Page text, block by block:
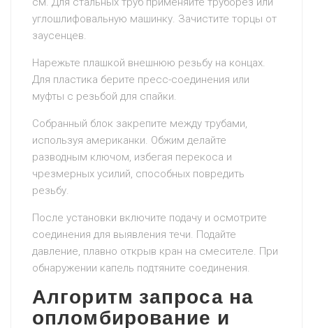
углошлифовальную машинку. Зачистите торцы от
заусенцев.
Нарежьте плашкой внешнюю резьбу на концах.
Для пластика берите пресс-соединения или
муфты с резьбой для спайки.
Собранный блок закрепите между трубами,
используя американки. Обжим делайте
разводным ключом, избегая перекоса и
чрезмерных усилий, способных повредить
резьбу.
После установки включите подачу и осмотрите
соединения для выявления течи. Подайте
давление, плавно открыв кран на смесителе. При
обнаружении капель подтяните соединения.
Алгоритм запроса на
опломбирование и